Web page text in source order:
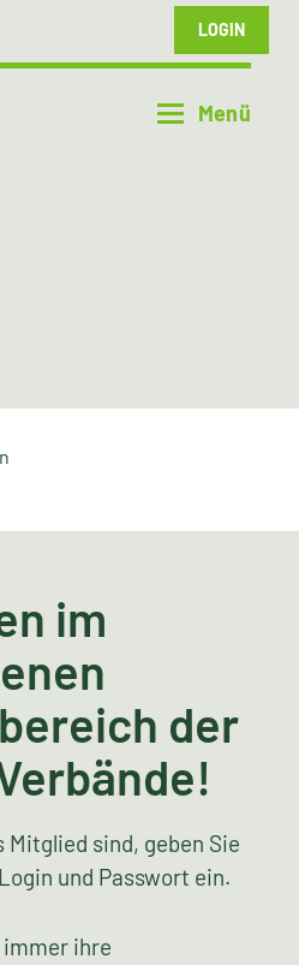
LOGIN
im
der
sind, geben Sie
und Passwort ein.
ihre